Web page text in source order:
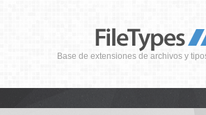
Base de extensiones de archivos y